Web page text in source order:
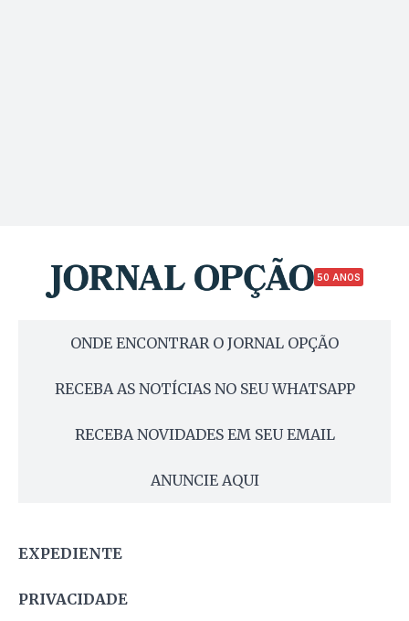
50 ANOS
ONDE ENCONTRAR O JORNAL OPÇÃO
RECEBA AS NOTÍCIAS NO SEU WHATSAPP
RECEBA NOVIDADES EM SEU EMAIL
ANUNCIE AQUI
EXPEDIENTE
PRIVACIDADE